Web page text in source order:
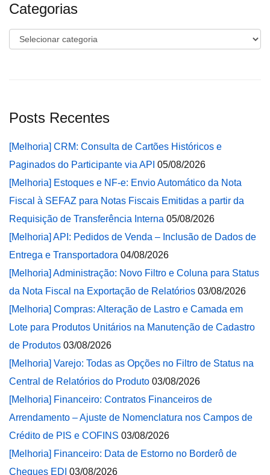
Categorias
Categorias
Posts Recentes
[Melhoria] CRM: Consulta de Cartões Históricos e
Paginados do Participante via API 05/08/2026
[Melhoria] Estoques e NF-e: Envio Automático da Nota
Fiscal à SEFAZ para Notas Fiscais Emitidas a partir da
Requisição de Transferência Interna 05/08/2026
[Melhoria] API: Pedidos de Venda – Inclusão de Dados de
Entrega e Transportadora 04/08/2026
[Melhoria] Administração: Novo Filtro e Coluna para Status
da Nota Fiscal na Exportação de Relatórios 03/08/2026
[Melhoria] Compras: Alteração de Lastro e Camada em
Lote para Produtos Unitários na Manutenção de Cadastro
de Produtos 03/08/2026
[Melhoria] Varejo: Todas as Opções no Filtro de Status na
Central de Relatórios do Produto 03/08/2026
[Melhoria] Financeiro: Contratos Financeiros de
Arrendamento – Ajuste de Nomenclatura nos Campos de
Crédito de PIS e COFINS 03/08/2026
[Melhoria] Financeiro: Data de Estorno no Borderô de
Cheques EDI 03/08/2026